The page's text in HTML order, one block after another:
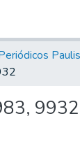
&
Coleções
Tudo na
Digital9932